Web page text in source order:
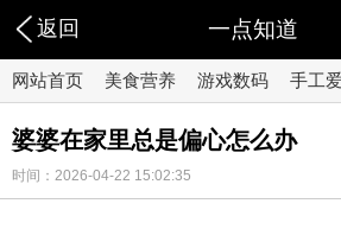
返回 一点知道
网站首页 美食营养 游戏数码 手工
婆婆在家里总是偏心怎么办
时间：2026-04-22 15:02:35